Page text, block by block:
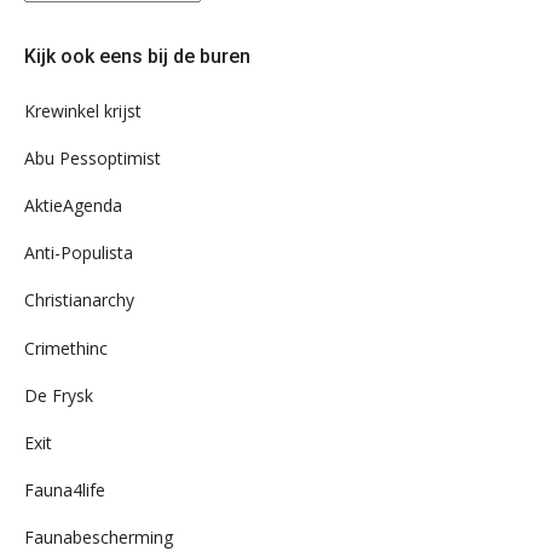
eens
ons
Kijk ook eens bij de buren
Krewinkel krijst
Abu Pessoptimist
AktieAgenda
Anti-Populista
Christianarchy
Crimethinc
De Frysk
Exit
Fauna4life
Faunabescherming